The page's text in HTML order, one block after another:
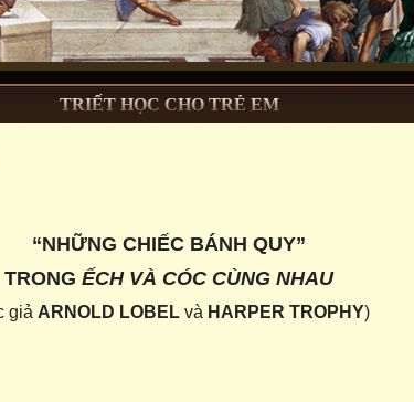
TRIẾT HỌC CHO TRẺ EM
“NHỮNG CHIẾC BÁNH QUY”
TRONG ẾCH VÀ CÓC CÙNG NHAU
giả ARNOLD LOBELvà HARPER TROPHY)